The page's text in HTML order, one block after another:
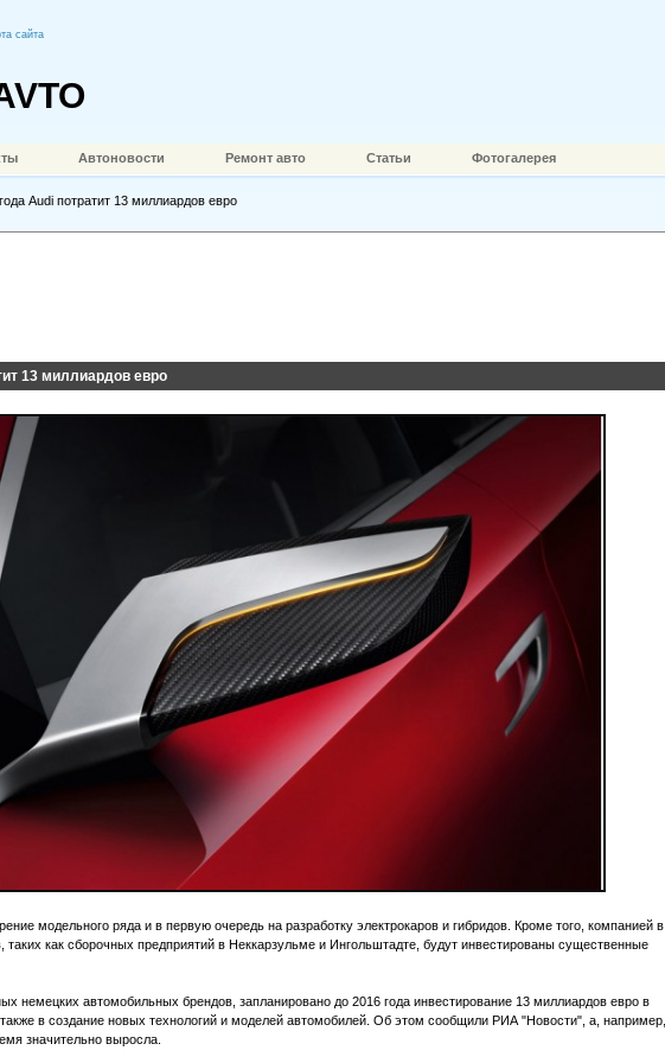
сайта
Автоновости Ремонт авто Статьи Фотогалерея
Audi потратит 13 миллиардов евро
13 миллиардов евро
модельного ряда и в первую очередь на разработку электрокаров и гибридов. Кроме того, компанией в
таких как сборочных предприятий в Неккарзульме и Ингольштадте, будут инвестированы существенные
немецких автомобильных брендов, запланировано до 2016 года инвестирование 13 миллиардов евро в
в создание новых технологий и моделей автомобилей. Об этом сообщили РИА "Новости", а, например,
значительно выросла.